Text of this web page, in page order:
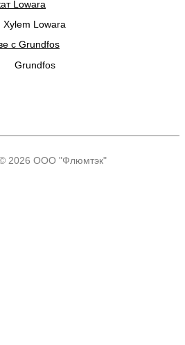
Xylem Lowara
Grundfos
2026 ООО "Флюмтэк"